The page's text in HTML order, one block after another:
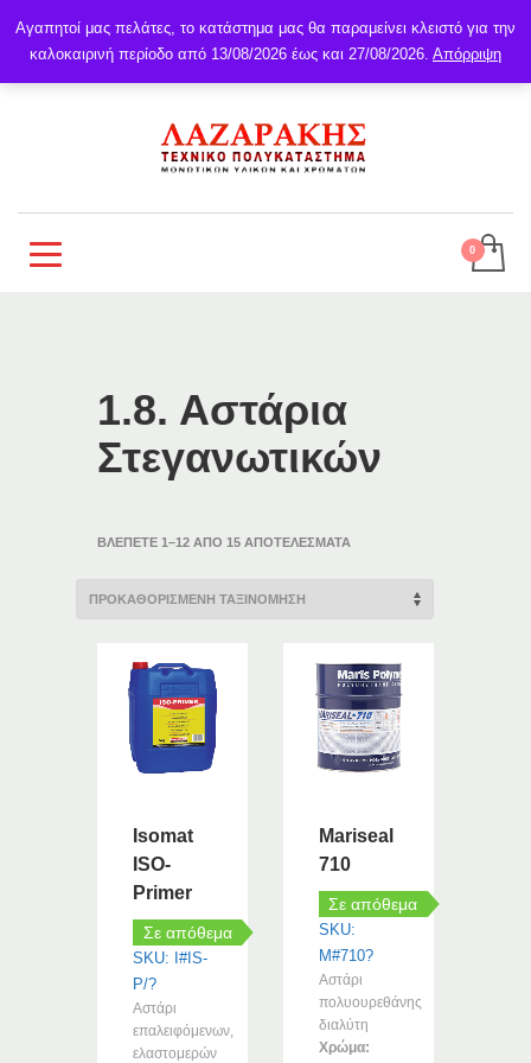
1.8. Αστάρια
Στεγανωτικών
ΒΛΈΠΕΤΕ 1–12 ΑΠΌ 15 ΑΠΟΤΕΛΈΣΜΑΤΑ
Isomat
ISO-
Primer
Σε απόθεμα
SKU: I#IS-
P/?
Αστάρι
επαλειφόμενων,
ελαστομερών
Mariseal
710
Σε απόθεμα
SKU:
M#710?
Αστάρι
πολυουρεθάνης
διαλύτη
Χρώμα:
Αγαπητοί μας πελάτες, το κατάστημα μας θα παραμείνει κλειστό για την
καλοκαιρινή περίοδο από 13/08/2026 έως και 27/08/2026. Απόρριψη